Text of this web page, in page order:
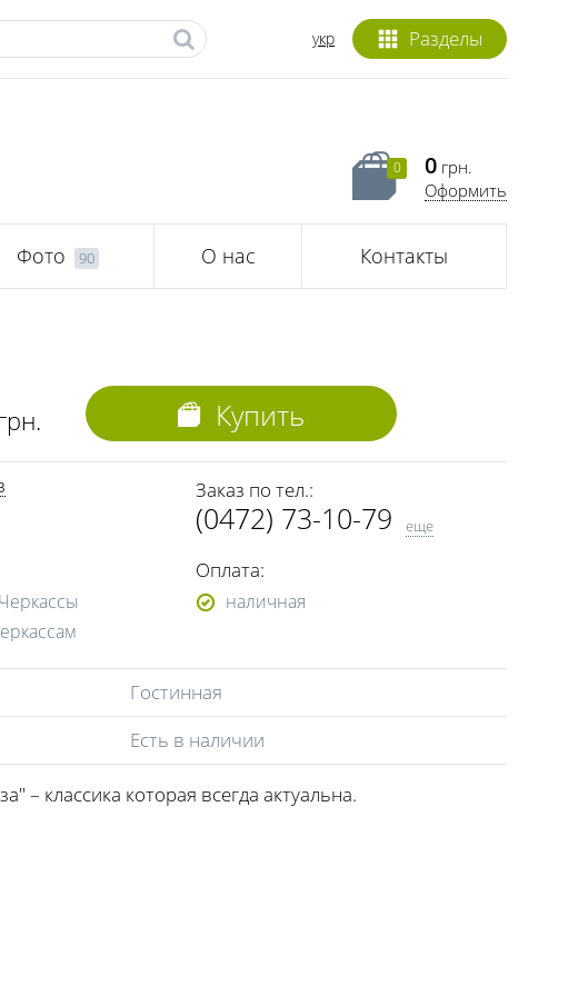
Разделы
укр
0 0 грн.
Оформить
Фото 90 О нас Контакты
грн. Купить
Заказ по тел.:
(0472) 73-10-79
(0472) 73-10-83
(068) 964-08-47
(050) 655-11-50
(066) 455-12-77
еще
Оплата:
наличная
Гостинная
Есть в наличии
– классика которая всегда актуальна.